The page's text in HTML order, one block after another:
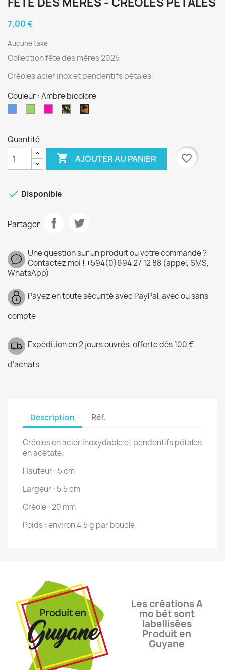
7,00 €
Aucune taxe
Collection fête des mères 2025
Créoles acier inox et pendentifs pétales
Couleur : Ambre bicolore
FuchsiaNoir Ambre
Quantité
 AJOUTER AU PANIER favorite_border
 Disponible
Partager
Une question sur un produit ou votre commande ?
Contactez moi ! +594(0)694 27 12 88 (appel, SMS,
WhatsApp)
Payez en toute sécurité avec PayPal, avec ou sans
compte
Expédition en 2 jours ouvrés, offerte dès 100 €
d'achats
Description Réf.
Créoles en acier inoxydable et pendentifs pétales
en acétate.
Hauteur : 5 cm
Largeur : 5,5 cm
Créole : 20 mm
Poids : environ 4,5 g par boucle
Les créations A
mo bèt sont
labellisées
Produit en
Guyane